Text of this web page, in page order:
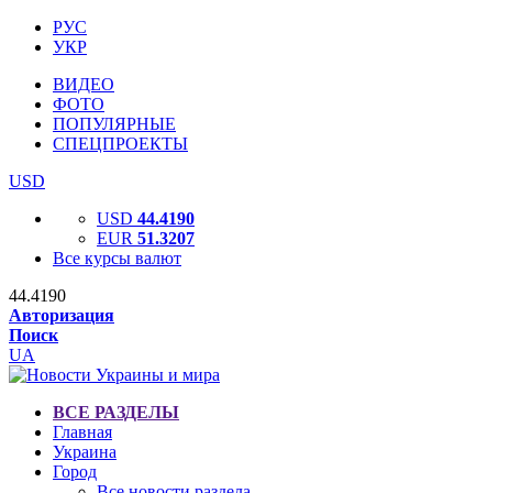
РУС
УКР
ВИДЕО
ФОТО
ПОПУЛЯРНЫЕ
СПЕЦПРОЕКТЫ
USD
USD 44.4190
EUR 51.3207
Все курсы валют
44.4190
Авторизация
Поиск
UA
ВСЕ РАЗДЕЛЫ
Главная
Украина
Город